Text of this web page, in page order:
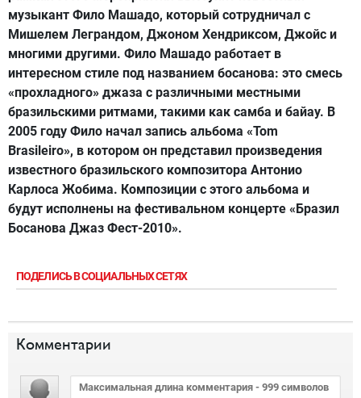
музыкант Фило Машадо, который сотрудничал с
Мишелем Леграндом, Джоном Хендриксом, Джойс и
многими другими. Фило Машадо работает в
интересном стиле под названием босанова: это смесь
«прохладного» джаза с различными местными
бразильскими ритмами, такими как самба и байау. В
2005 году Фило начал запись альбома «Tom
Brasileiro», в котором он представил произведения
известного бразильского композитора Антонио
Карлоса Жобима. Композиции с этого альбома и
будут исполнены на фестивальном концерте «Бразил
Босанова Джаз Фест-2010».
ПОДЕЛИСЬ В СОЦИАЛЬНЫХ СЕТЯХ
Комментарии